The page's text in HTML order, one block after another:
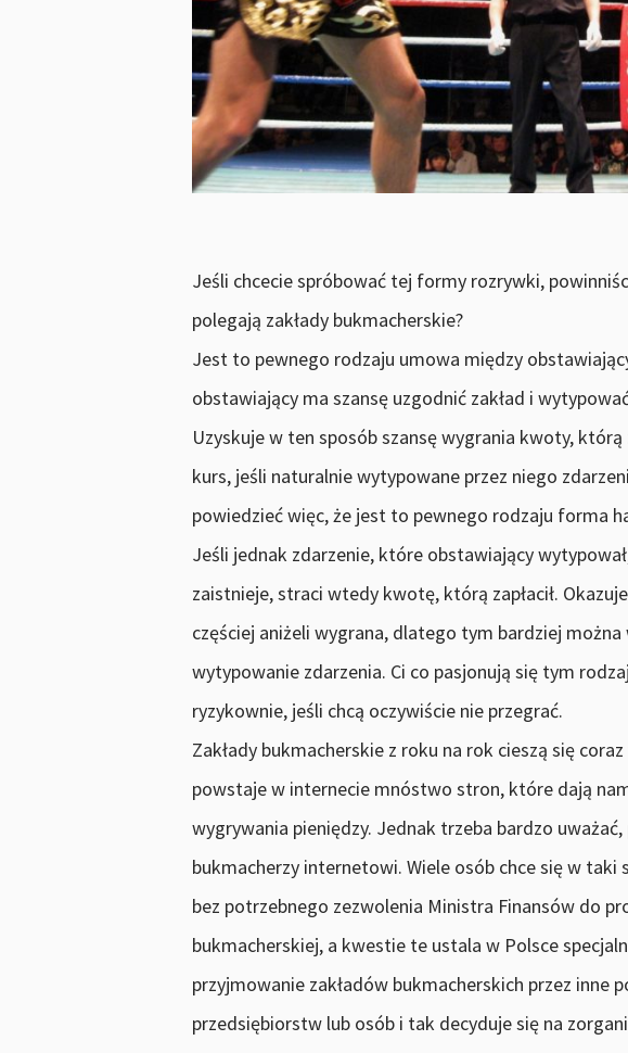
Jeśli chcecie spróbować tej formy rozrywki,
polegają zakłady bukmacherskie?
Jest to pewnego rodzaju umowa między
obstawiający ma szansę uzgodnić zakład i
Uzyskuje w ten sposób szansę wygrania kwoty,
kurs, jeśli naturalnie wytypowane przez niego
powiedzieć więc, że jest to pewnego rodzaju forma
Jeśli jednak zdarzenie, które obstawiający
zaistnieje, straci wtedy kwotę, którą zapłacił.
częściej aniżeli wygrana, dlatego tym bardziej
wytypowanie zdarzenia. Ci co pasjonują się tym
ryzykownie, jeśli chcą oczywiście nie przegrać.
Zakłady bukmacherskie z roku na rok cieszą się
powstaje w internecie mnóstwo stron, które dają
wygrywania pieniędzy. Jednak trzeba bardzo
bukmacherzy internetowi. Wiele osób chce się w taki
bez potrzebnego zezwolenia Ministra Finansów do
bukmacherskiej, a kwestie te ustala w Polsce
przyjmowanie zakładów bukmacherskich przez
przedsiębiorstw lub osób i tak decyduje się na